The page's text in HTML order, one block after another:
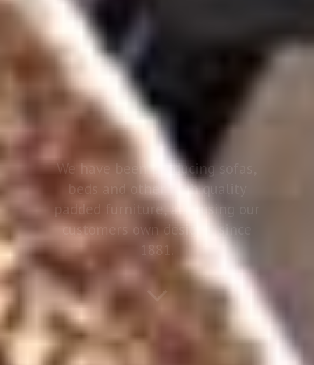
We have been producing sofas,
beds and other high quality
padded furniture, also using our
customers own designs, since